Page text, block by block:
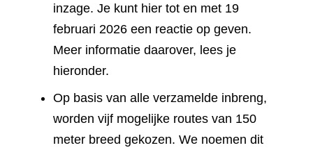
inzage. Je kunt hier tot en met 19
februari 2026 een reactie op geven.
Meer informatie daarover, lees je
hieronder.
Op basis van alle verzamelde inbreng,
worden vijf mogelijke routes van 150
meter breed gekozen. We noemen dit